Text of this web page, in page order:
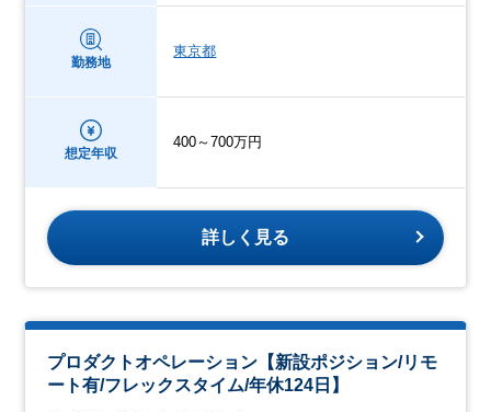
勤務地
東京都
想定年収
400～700万円
詳しく見る
プロダクトオペレーション【新設ポジション/リモ
ート有/フレックスタイム/年休124日】